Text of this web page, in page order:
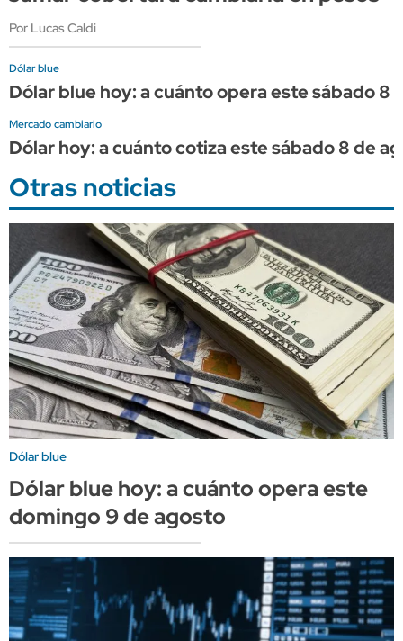
Por Lucas Caldi
Dólar blue
Dólar blue hoy: a cuánto opera este sábado 8
Mercado cambiario
Dólar hoy: a cuánto cotiza este sábado 8 de
Otras noticias
Dólar blue
Dólar blue hoy: a cuánto opera este
domingo 9 de agosto